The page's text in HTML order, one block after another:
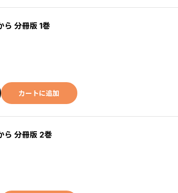
ら 分冊版 1巻
カートに追加
ら 分冊版 2巻